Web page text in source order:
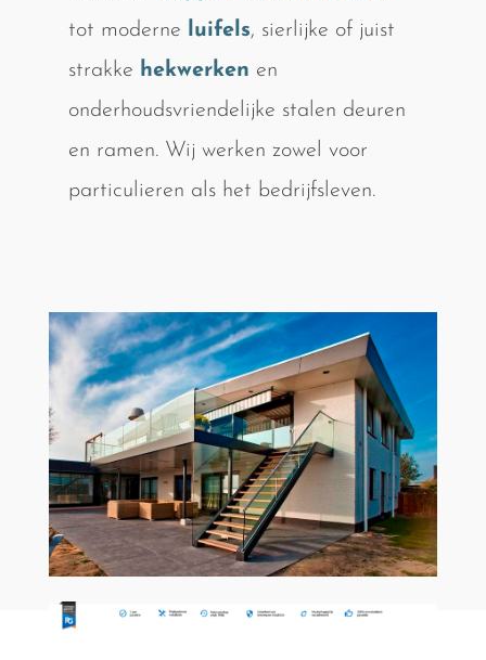
tot moderne luifels, sierlijke of juist
strakke hekwerken en
onderhoudsvriendelijke stalen deuren
en ramen. Wij werken zowel voor
particulieren als het bedrijfsleven.